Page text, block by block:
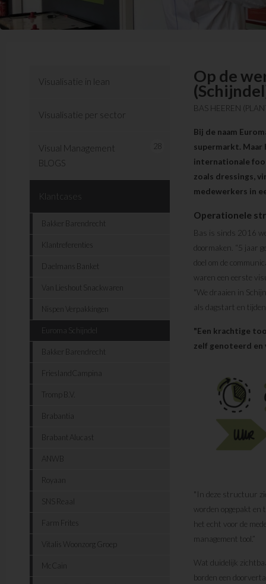
Visualisatie in lean
Visualisatie per sector
Visual Management
BLOGS
28
Klantcases
Bakker Barendrecht
Klantreferenties
Daelmans Banket
Van Lieshout Snackwaren
Nispen Verpakkingen
Euroma Schijndel
Bakker Barendrecht
FrieslandCampina
Tromp B.V.
Brabantia
Brabant Alucast
ANWB
Royaan
SNS Reaal
Farm Frites
Vitalis Woonzorg Groep
McCain
Op de
BAS HEEREN
Bij de naam
supermarkt.
internationale
zoals dressings,
medewerkers in
Operationele
Bas is sinds 2016
doormaken. “5 jaar
doel om de
waren een eerste
"We draaien in
als dagstart en
"Een krachtige
zelf genoteerd
"In deze structuur
worden opgepakt en
het echt voor de
management tool.”
Wat duidelijk
borden een